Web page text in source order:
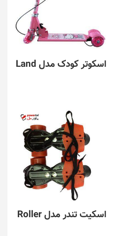
اسکوتر کودک مدل Land
اسکیت تندر مدل Roller